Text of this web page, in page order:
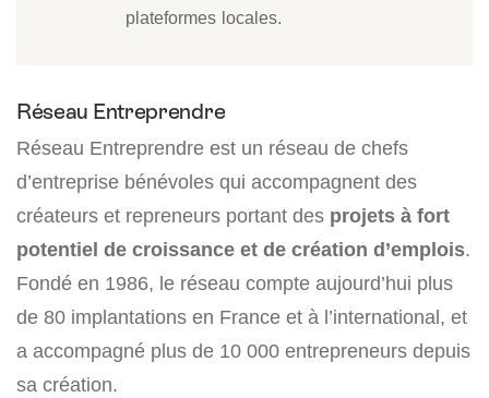
plateformes locales.
Réseau Entreprendre
Réseau Entreprendre est un réseau de chefs
d’entreprise bénévoles qui accompagnent des
créateurs et repreneurs portant des projets à fort
potentiel de croissance et de création d’emplois.
Fondé en 1986, le réseau compte aujourd’hui plus
de 80 implantations en France et à l’international, et
a accompagné plus de 10 000 entrepreneurs depuis
sa création.